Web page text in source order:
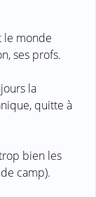
le monde
ses profs.
la
quitte à
bien les
camp).